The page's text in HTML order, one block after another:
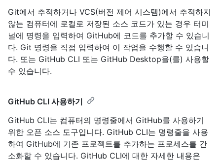
Git에서 추적하거나 VCS(버전 제어 시스템)에서 추적하지
않는 컴퓨터에 로컬로 저장된 소스 코드가 있는 경우 터미
널에 명령을 입력하여 GitHub에 코드를 추가할 수 있습니
다. Git 명령을 직접 입력하여 이 작업을 수행할 수 있습니
다. 또는 GitHub CLI 또는 GitHub Desktop을(를) 사용할
수 있습니다.
GitHub CLI 사용하기
GitHub CLI는 컴퓨터의 명령줄에서 GitHub를 사용하기
위한 오픈 소스 도구입니다. GitHub CLI는 명령줄을 사용
하여 GitHub에 기존 프로젝트를 추가하는 프로세스를 간
소화할 수 있습니다. GitHub CLI에 대한 자세한 내용은